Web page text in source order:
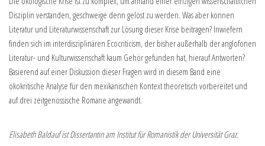
Disziplin verstanden, geschweige denn gelöst zu werden. Was aber können
Literatur und Literaturwissenschaft zur Lösung dieser Krise beitragen? Inwiefern
finden sich im interdisziplinären Ecocriticism, der bisher außerhalb der anglofonen
Literatur- und Kulturwissenschaft kaum Gehör gefunden hat, hierauf Antworten?
Basierend auf einer Diskussion dieser Fragen wird in diesem Band eine
ökokritische Analyse für den mexikanischen Kontext theoretisch vorbereitet und
auf drei zeitgenössische Romane angewandt.
Elisabeth Baldauf ist Dissertantin am Institut für Romanistik der Universität Graz.